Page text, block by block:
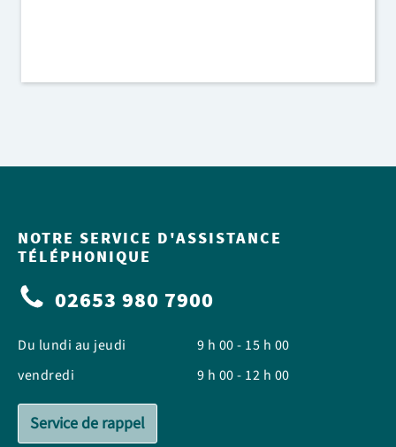
NOTRE SERVICE D'ASSISTANCE
TÉLÉPHONIQUE
02653 980 7900
Du lundi au jeudi
vendredi
9 h 00 - 15 h 00
9 h 00 - 12 h 00
Service de rappel